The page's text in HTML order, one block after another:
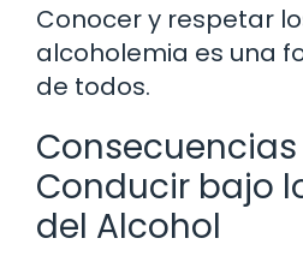
Conocer y respetar
alcoholemia es una
de todos.
Conducir bajo
del Alcohol